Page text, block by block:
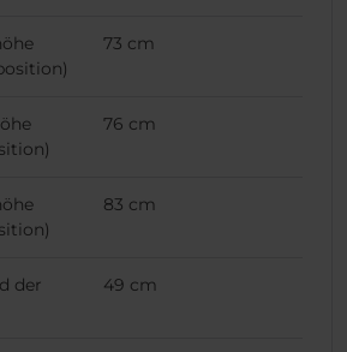
73 cm
76 cm
83 cm
der
49 cm